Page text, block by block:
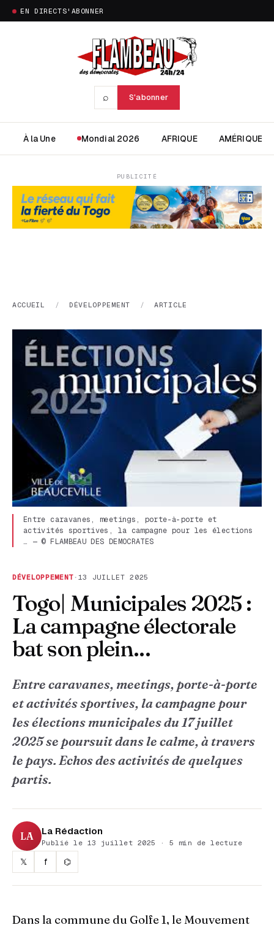
EN DIRECTS'ABONNER
⌕ S'abonner
À la Une Mondial 2026 AFRIQUE AMÉRIQUE
PUBLICITÉ
ACCUEIL / DÉVELOPPEMENT / ARTICLE
Entre caravanes, meetings, porte-à-porte et
activités sportives, la campagne pour les élections
… — © FLAMBEAU DES DEMOCRATES
DÉVELOPPEMENT · 13 JUILLET 2025
Togo| Municipales 2025 :
La campagne électorale
bat son plein...
Entre caravanes, meetings, porte-à-porte
et activités sportives, la campagne pour
les élections municipales du 17 juillet
2025 se poursuit dans le calme, à travers
le pays. Echos des activités de quelques
partis.
LA La Rédaction
Publié le 13 juillet 2025 · 5 min de lecture
𝕏 f ⌬
Dans la commune du Golfe 1, le Mouvement